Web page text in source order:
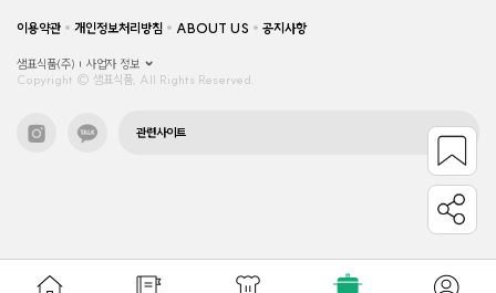
이용약관 개인정보처리방침 ABOUT US 공지사항
샘표식품(주)
사업자 정보
Copyright © 샘표식품, All Rights Reserved.
관련사이트